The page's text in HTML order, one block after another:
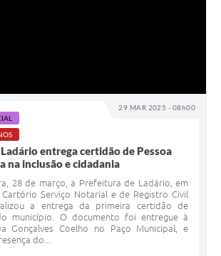
29 MAR 2025 - 08h00
entrega certidão de Pessoa
na inclusão e cidadania
28 de março, a Prefeitura de Ladário, em
Serviço Notarial e de Registro Civil
a entrega da primeira certidão de
município. O documento foi entregue à
Gonçalves Coelho no Paço Municipal, e
do...